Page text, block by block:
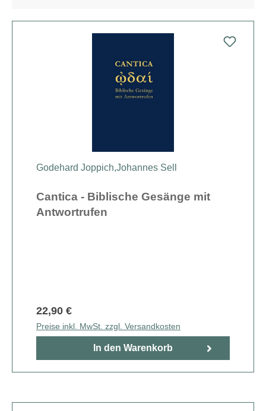
Godehard Joppich,Johannes Sell
Cantica - Biblische Gesänge mit
Antwortrufen
22,90 €
Preise inkl. MwSt. zzgl. Versandkosten
In den Warenkorb